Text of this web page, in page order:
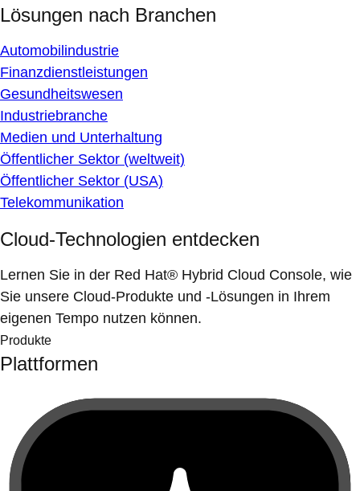
Lösungen nach Branchen
Automobilindustrie
Finanzdienstleistungen
Gesundheitswesen
Industriebranche
Medien und Unterhaltung
Öffentlicher Sektor (weltweit)
Öffentlicher Sektor (USA)
Telekommunikation
Cloud-Technologien entdecken
Lernen Sie in der Red Hat® Hybrid Cloud Console, wie
Sie unsere Cloud-Produkte und -Lösungen in Ihrem
eigenen Tempo nutzen können.
Produkte
Plattformen